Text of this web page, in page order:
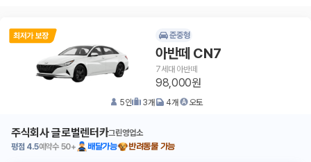
준중형
아반떼 CN7
7세대 아반떼
98,000원
5인 3개 4개 오토
주식회사 글로벌렌터카그린영업소
평점 4.5예약수 50+ 배달가능 반려동물 가능